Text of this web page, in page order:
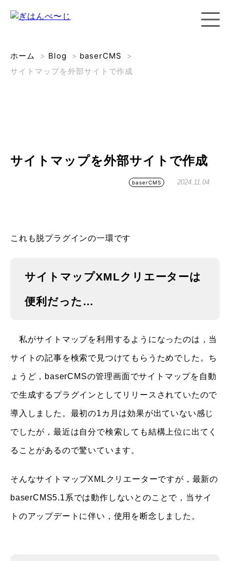
ホーム > Blog > baserCMS
>
サイトマップを外部サイトで作成
サイトマップを外部サイトで作成
baserCMS 2024.11.04
これも脱プラグインの一環です
サイトマップXMLクリエーターは
便利だった…
私がサイトマップを利用するようになったのは，当
サイトの記事を検索で見つけてもらうためでした。ち
ょうど，baserCMSの管理画面でサイトマップを自動
で生成するプラグインとしてリリースされていたので
導入しました。最初の1カ月は効果が出ていない感じ
でしたが，最近は自分で検索しても結構上位に出てく
ることがあるので驚いています。
そんなサイトマップXMLクリエーターですが，最新の
baserCMS5.1系では動作しないとのことで，当サイ
トのアップデートに伴い，使用を断念しました。